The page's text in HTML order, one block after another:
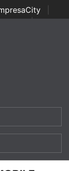
| Italian